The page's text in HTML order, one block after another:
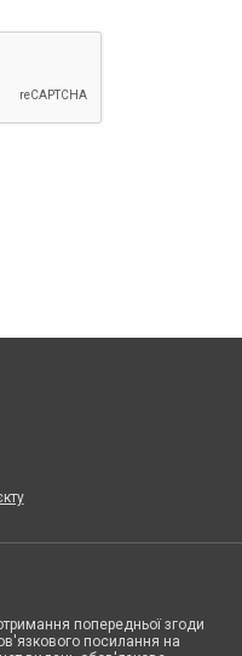
попередньої згоди
посилання на